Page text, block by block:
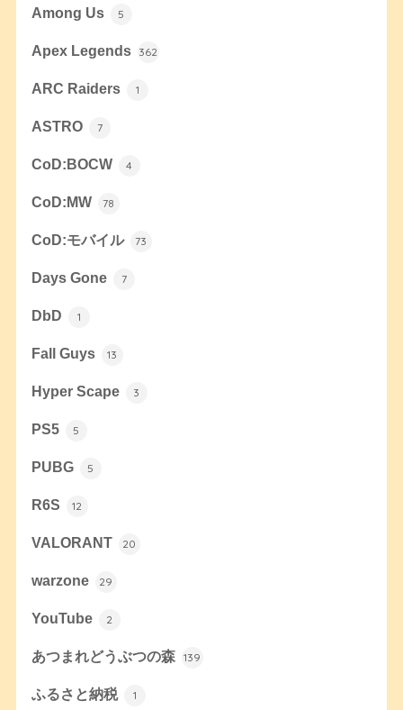
Among Us 5
Apex Legends 362
ARC Raiders 1
ASTRO 7
CoD:BOCW 4
CoD:MW 78
CoD:モバイル 73
Days Gone 7
DbD 1
Fall Guys 13
Hyper Scape 3
PS5 5
PUBG 5
R6S 12
VALORANT 20
warzone 29
YouTube 2
あつまれどうぶつの森 139
ふるさと納税 1